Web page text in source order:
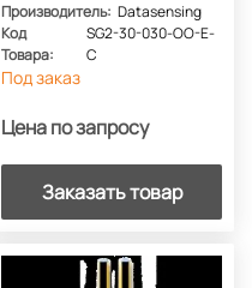
Производитель: Datasensing
Код
Товара:
SG2-30-030-OO-E-
C
Под заказ
Цена по запросу
Заказать товар